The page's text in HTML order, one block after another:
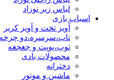
لباس زیر نوزاد
اسباب بازی
آویز تخت و آویز کریر
تاب،سرسره،دو
توپ،پوپت و جغجغه
محصولات بادی
دخترانه
ماشین و موتور